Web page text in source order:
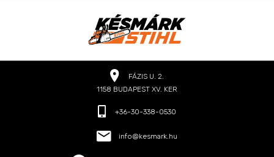
FÁZIS U. 2.
1158 BUDAPEST XV. KER
+36-30-338-0530
info@kesmark.hu